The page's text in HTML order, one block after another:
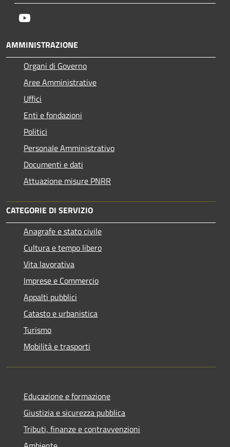
AMMINISTRAZIONE
Organi di Governo
Aree Amministrative
Uffici
Enti e fondazioni
Politici
Personale Amministrativo
Documenti e dati
Attuazione misure PNRR
CATEGORIE DI SERVIZIO
Anagrafe e stato civile
Cultura e tempo libero
Vita lavorativa
Imprese e Commercio
Appalti pubblici
Catasto e urbanistica
Turismo
Mobilità e trasporti
Educazione e formazione
Giustizia e sicurezza pubblica
Tributi, finanze e contravvenzioni